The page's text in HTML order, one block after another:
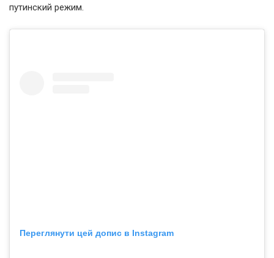
путинский режим.
Переглянути цей допис в Instagram